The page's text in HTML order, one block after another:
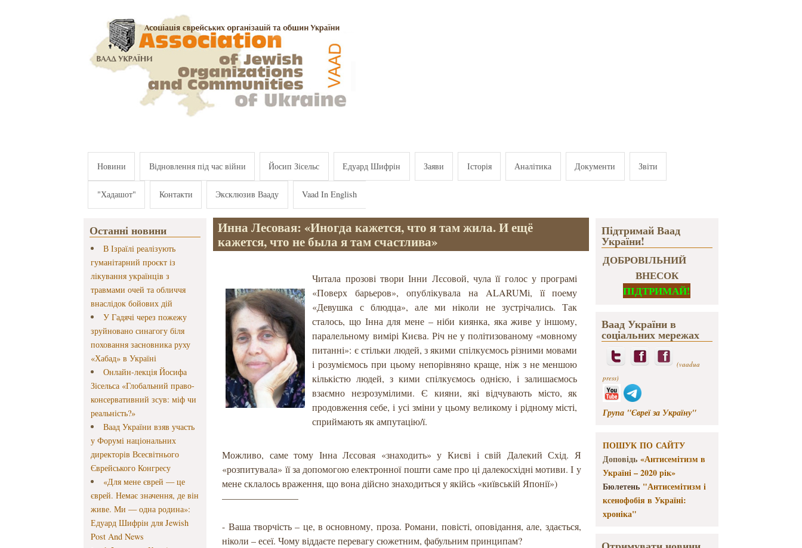
Новини Відновлення під час війни Йосип Зісельс Едуард Шифрін Заяви Історія Аналітика Документи Звіти
"Хадашот" Контакти Эксклюзив Вааду Vaad In English
Останні новини
В Ізраїлі реалізують
гуманітарний проєкт із
лікування українців з
травмами очей та обличчя
внаслідок бойових дій
У Гадячі через пожежу
зруйновано синагогу біля
поховання засновника руху
«Хабад» в Україні
Онлайн-лекція Йосифа
Зісельса «Глобальний право-
консервативний зсув: міф чи
реальність?»
Ваад України взяв участь
у Форумі національних
директорів Всесвітнього
Єврейського Конгресу
«Для мене єврей — це
єврей. Немає значення, де він
живе. Ми — одна родина»:
Едуард Шифрін для Jewish
Post And News
Инна Лесовая: «Иногда кажется, что я там жила. И ещё
кажется, что не была я там счастлива»
Читала прозові твори Інни Лєсовой, чула її голос у програмі
«Поверх барьеров», опублікувала на ALARUMі, її поему
«Девушка с блюдца», але ми ніколи не зустрічались. Так
сталось, що Інна для мене – ніби киянка, яка живе у іншому,
паралельному вимірі Києва. Річ не у політизованому «мовному
питанні»: є стільки людей, з якими спілкуємось різними мовами
і розуміємось при цьому непорівняно краще, ніж з не меншою
кількістю людей, з кими спілкуємось однією, і залишаємось
взаємно незрозумілими. Є кияни, які відчувають місто, як
продовження себе, і усі зміни у цьому великому і рідному місті,
сприймають як ампутацію/ї.
Можливо, саме тому Інна Лєсовая «знаходить» у Києві і свій Далекий Схід. Я
«розпитувала» її за допомогою електронної пошти саме про ці далекосхідні мотиви. І у
мене склалось враження, що вона дійсно знаходиться у якійсь «київській Японії»)
————————
- Ваша творчість – це, в основному, проза. Романи, повісті, оповідання, але, здається,
ніколи – есеї. Чому віддаєте перевагу сюжетним, фабульним принципам?
Підтримай Ваад
України!
ДОБРОВІЛЬНИЙ
ВНЕСОК
ПІДТРИМАЙ!
Ваад України в
соціальних мережах
(vaadua
press)
Група "Євреї за Україну"
ПОШУК ПО САЙТУ
Доповідь «Антисемітизм в
Україні – 2020 рік»
Бюлетень "Антисемітизм і
ксенофобія в Україні:
хроніка"